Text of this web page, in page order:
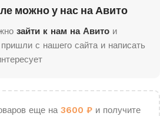
можно у нас на Авито
зайти к нам на Авито и
с нашего сайта и написать
еще на 3600 ₽ и получите